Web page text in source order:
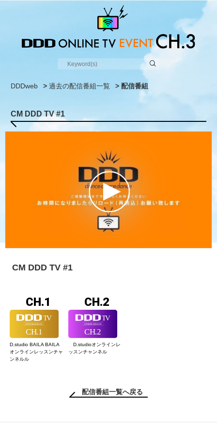
DDDweb >過去の配信番組一覧 > 配信番組
CM DDD TV #1
CM DDD TV #1
CH.1
D.studio BAILA BAILA
オンラインレッスンチャ
ンネルル
CH.2
D.studioオンラインレ
ッスンチャンネル
配信番組一覧へ戻る